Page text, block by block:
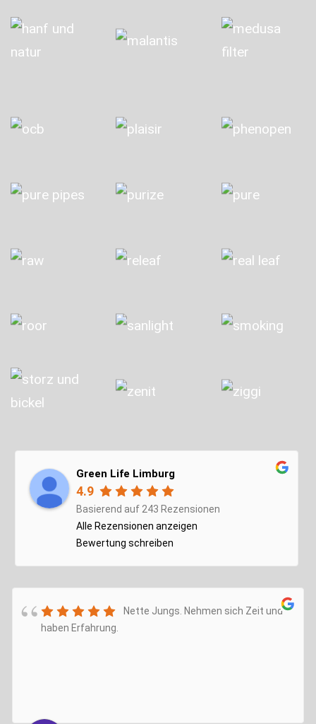
Green Life Limburg
4.9
Basierend auf 243 Rezensionen
Alle Rezensionen anzeigen
Bewertung schreiben
Nette Jungs. Nehmen sich Zeit und
haben Erfahrung.